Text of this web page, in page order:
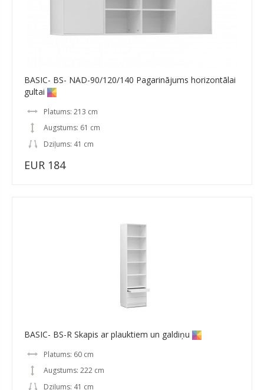
BASIC- BS- NAD-90/120/140 Pagarinājums horizontālai
gultai
Platums: 213 cm
Augstums: 61 cm
Dziļums: 41 cm
EUR 184
BASIC- BS-R Skapis ar plauktiem un galdiņu
Platums: 60 cm
Augstums: 222 cm
Dziļums: 41 cm